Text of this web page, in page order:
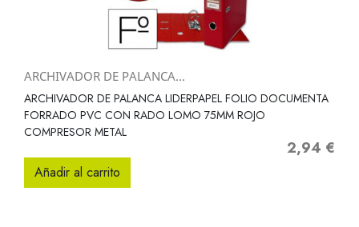
ARCHIVADOR DE PALANCA...
ARCHIVADOR DE PALANCA LIDERPAPEL FOLIO DOCUMENTA
FORRADO PVC CON RADO LOMO 75MM ROJO
COMPRESOR METAL
Precio
2,94 €
Añadir al carrito